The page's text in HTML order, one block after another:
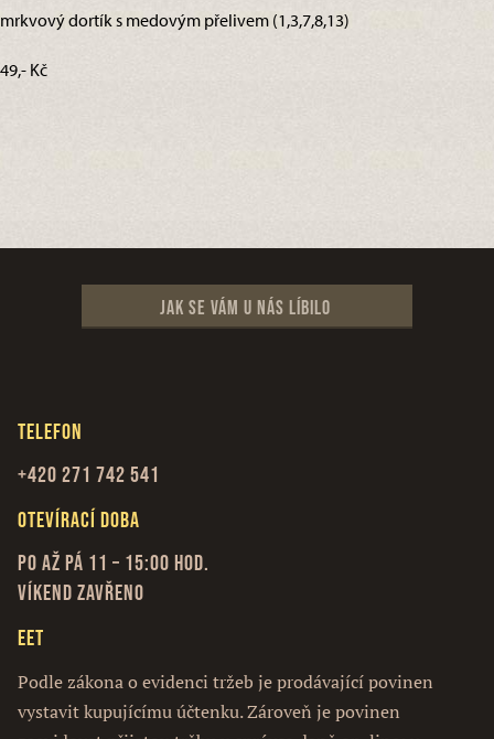
mrkvový dortík s medovým přelivem (1,3,7,8,13)
49,- Kč
Jak se vám u nás líbilo
Telefon
+420 271 742 541
Otevírací doba
Po až Pá 11 – 15:00 hod.
Víkend zavřeno
EET
Podle zákona o evidenci tržeb je prodávající povinen
vystavit kupujícímu účtenku. Zároveň je povinen